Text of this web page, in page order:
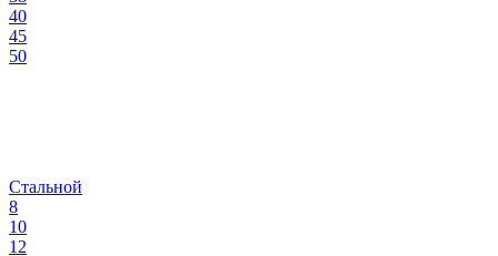
40
45
50
Стальной
8
10
12